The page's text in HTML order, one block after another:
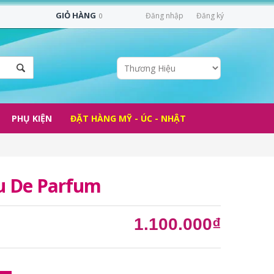
Đăng nhập Đăng ký
GIỎ HÀNG 0
PHỤ KIỆN ĐẶT HÀNG MỸ - ÚC - NHẬT
De Parfum
1.100.000₫